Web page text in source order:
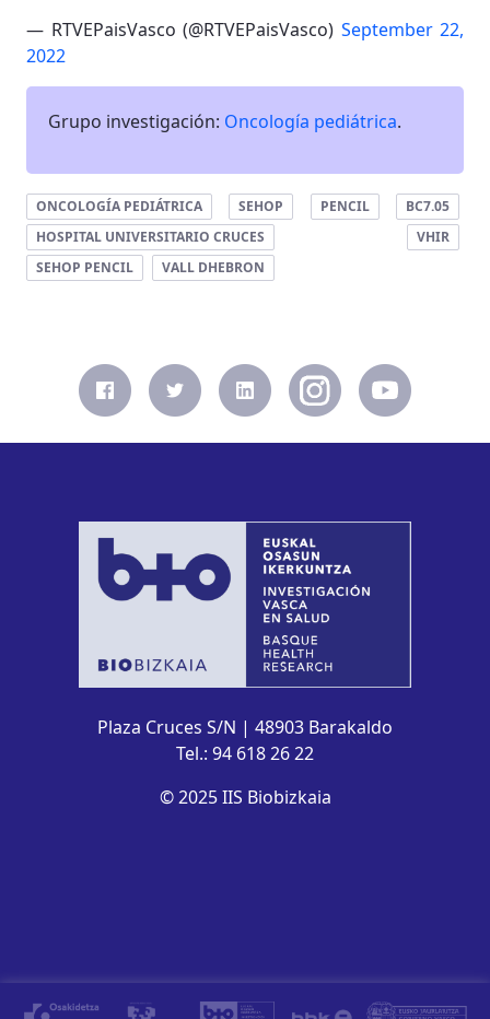
— RTVEPaisVasco (@RTVEPaisVasco) September 22,
2022
Grupo investigación: Oncología pediátrica.
ONCOLOGÍA PEDIÁTRICA SEHOP PENCIL
BC7.05
HOSPITAL UNIVERSITARIO CRUCES
VHIR
SEHOP PENCIL
VALL DHEBRON
Plaza Cruces S/N | 48903 Barakaldo
Tel.: 94 618 26 22
© 2025 IIS Biobizkaia